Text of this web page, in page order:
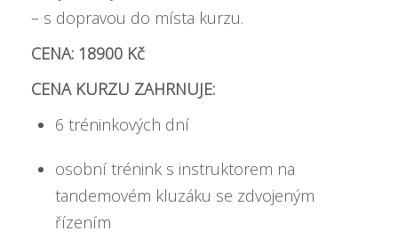
– s dopravou do místa kurzu.
CENA: 18900 Kč
CENA KURZU ZAHRNUJE:
6 tréninkových dní
osobní trénink s instruktorem na
tandemovém kluzáku se zdvojeným
řízením